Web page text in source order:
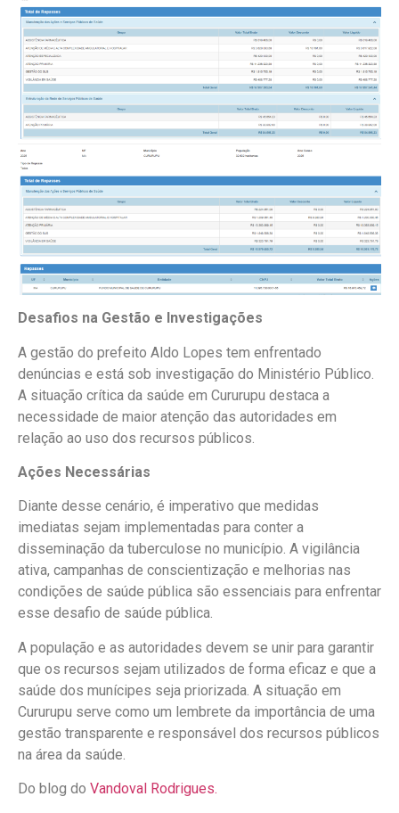
Desafios na Gestão e Investigações
A gestão do prefeito Aldo Lopes tem enfrentado
denúncias e está sob investigação do Ministério Público.
A situação crítica da saúde em Cururupu destaca a
necessidade de maior atenção das autoridades em
relação ao uso dos recursos públicos.
Ações Necessárias
Diante desse cenário, é imperativo que medidas
imediatas sejam implementadas para conter a
disseminação da tuberculose no município. A vigilância
ativa, campanhas de conscientização e melhorias nas
condições de saúde pública são essenciais para enfrentar
esse desafio de saúde pública.
A população e as autoridades devem se unir para garantir
que os recursos sejam utilizados de forma eficaz e que a
saúde dos munícipes seja priorizada. A situação em
Cururupu serve como um lembrete da importância de uma
gestão transparente e responsável dos recursos públicos
na área da saúde.
Do blog do Vandoval Rodrigues.